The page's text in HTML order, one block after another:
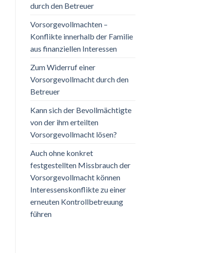
durch den Betreuer
Vorsorgevollmachten –
Konflikte innerhalb der Familie
aus finanziellen Interessen
Zum Widerruf einer
Vorsorgevollmacht durch den
Betreuer
Kann sich der Bevollmächtigte
von der ihm erteilten
Vorsorgevollmacht lösen?
Auch ohne konkret
festgestellten Missbrauch der
Vorsorgevollmacht können
Interessenskonflikte zu einer
erneuten Kontrollbetreuung
führen